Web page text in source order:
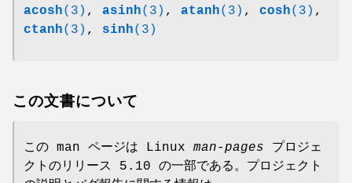
acosh(3) , asinh(3) , atanh(3) , cosh(3) ,
ctanh(3) , sinh(3)
この文書について
この man ページは Linux man-pages プロジェ
クトのリリース 5.10 の一部である。プロジェクト